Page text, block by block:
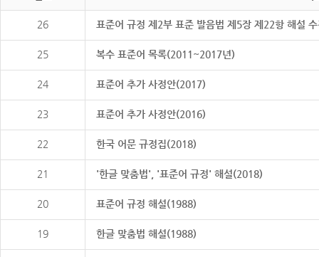
26 표준어 규정 제2부 표준 발음법 제5장 제22항 해설
25 복수 표준어 목록(2011~2017년)
24 표준어 추가 사정안(2017)
23 표준어 추가 사정안(2016)
22 한국 어문 규정집(2018)
21 '한글 맞춤법', '표준어 규정' 해설(2018)
20 표준어 규정 해설(1988)
19 한글 맞춤법 해설(1988)